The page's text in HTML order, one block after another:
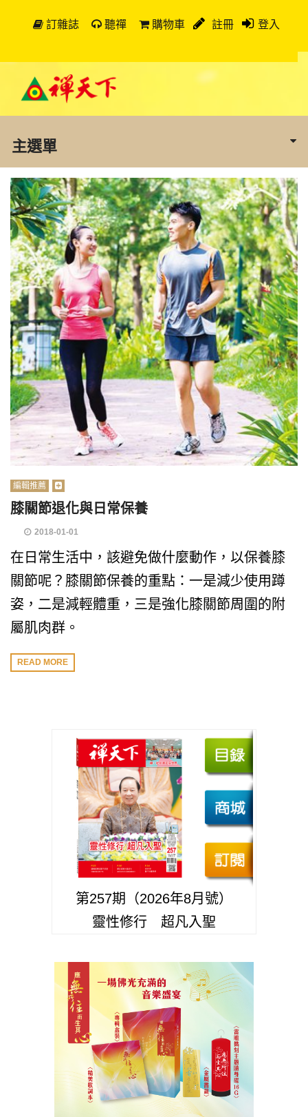
訂雜誌 聽禪 購物車 註冊 登入
主選單
編輯推薦
膝關節退化與日常保養
2018-01-01
在日常生活中，該避免做什麼動作，以保養膝
關節呢？膝關節保養的重點：一是減少使用蹲
姿，二是減輕體重，三是強化膝關節周圍的附
屬肌肉群。
READ MORE
第257期（2026年8月號）
靈性修行 超凡入聖